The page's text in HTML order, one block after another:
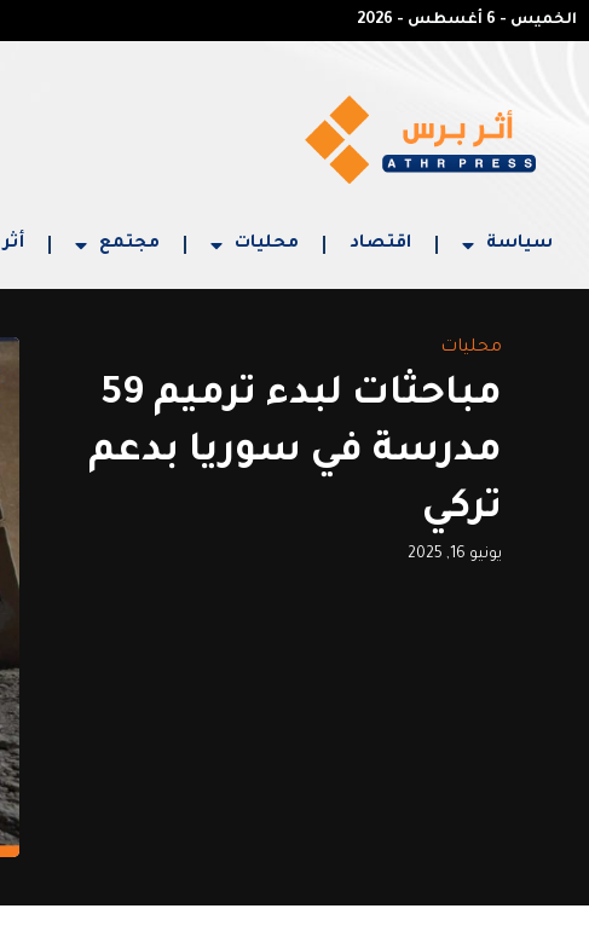
الخميس - 6 أغسطس - 2026
سياسة اقتصاد محليات مجتمع
محليات
مباحثات لبدء ترميم 59
مدرسة في سوريا بدعم
تركي
يونيو 16, 2025